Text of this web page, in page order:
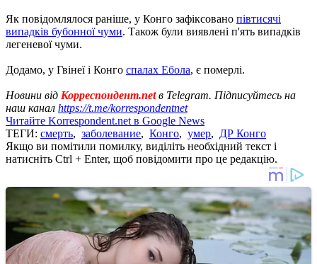
Як повідомлялося раніше, у Конго зафіксовано півтисячі
випадків бубонної чуми. Також були виявлені п'ять випадків
легеневої чуми.
Додамо, у Гвінеї і Конго спалах Ебола, є померлі.
Новини від Корреспондент.netв Telegram. Підписуйтесь на
наш канал https://t.me/korrespondentnet
Читайте Korrespondent.net в Google News
ТЕГИ: смерть, заболевание, Конго, умер, ДР Конго
Якщо ви помітили помилку, виділіть необхідний текст і
натисніть Ctrl + Enter, щоб повідомити про це редакцію.